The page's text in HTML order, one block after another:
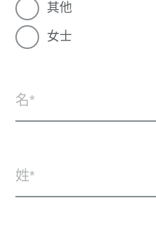
其他
女士
名
姓